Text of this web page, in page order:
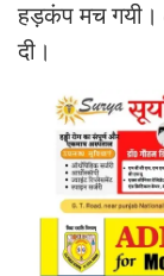
हड़कंप मच गयी।
दी।